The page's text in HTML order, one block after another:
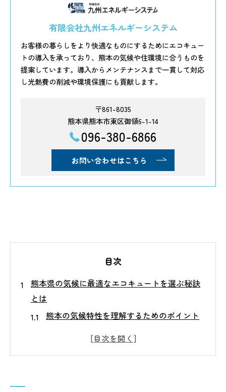
有限会社九州エネルギーシステム
お客様の暮らしをより快適なものにするためにエコキュー
トの導入を承っており、熊本の気候や住環境に合うものを
提案しています。導入からメンテナンスまで一貫して対応
し光熱費の削減や環境保護にも貢献します。
〒861-8035
熊本県熊本市東区御領6-1-14
096-380-6866
お問い合わせはこちら
目次
熊本県の気候に最適なエコキュートを選ぶ秘訣
とは
熊本の気候特性を理解するためのポイント
エコキュート選びで重視すべき気象条件